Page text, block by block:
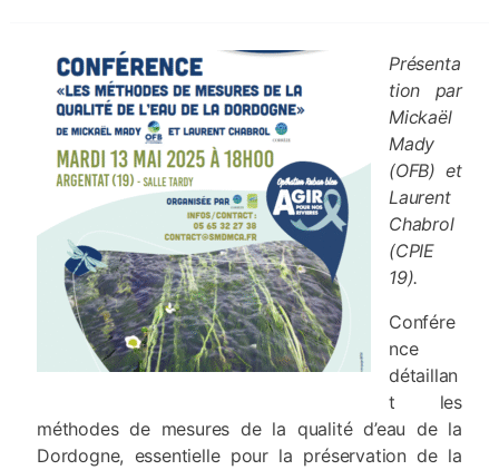
Présenta
tion par
Mickaël
Mady
(OFB) et
Laurent
Chabrol
(CPIE
19).
Confére
nce
détaillan
t les
méthodes de mesures de la qualité d’eau de la
Dordogne, essentielle pour la préservation de la